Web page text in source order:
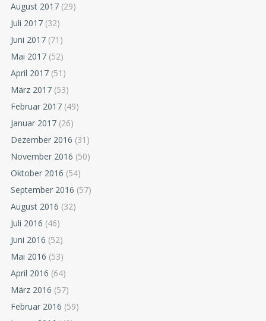
August 2017 (29)
Juli 2017 (32)
Juni 2017 (71)
Mai 2017 (52)
April 2017 (51)
März 2017 (53)
Februar 2017 (49)
Januar 2017 (26)
Dezember 2016 (31)
November 2016 (50)
Oktober 2016 (54)
September 2016 (57)
August 2016 (32)
Juli 2016 (46)
Juni 2016 (52)
Mai 2016 (53)
April 2016 (64)
März 2016 (57)
Februar 2016 (59)